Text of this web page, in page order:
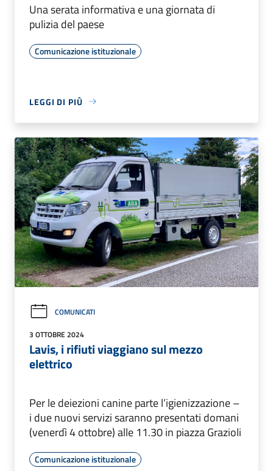
Una serata informativa e una giornata di
pulizia del paese
Comunicazione istituzionale
LEGGI DI PIÙ
COMUNICATI
3 OTTOBRE 2024
Lavis, i rifiuti viaggiano sul mezzo
elettrico
Per le deiezioni canine parte l’igienizzazione –
i due nuovi servizi saranno presentati domani
(venerdì 4 ottobre) alle 11.30 in piazza Grazioli
Comunicazione istituzionale